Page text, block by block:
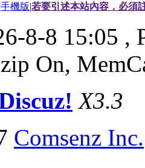
手機版|若要引述本站內容，必須
8-8 15:05 ,
On,
X3.3
Comsenz Inc.